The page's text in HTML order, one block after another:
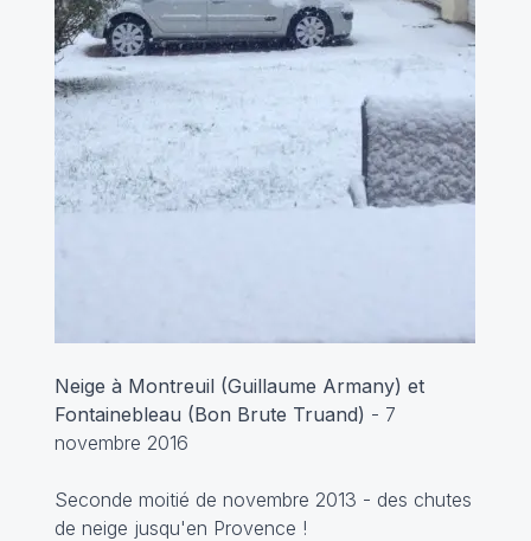
Neige à Montreuil (Guillaume Armany) et
Fontainebleau (Bon Brute Truand) - 7
novembre 2016
Seconde moitié de novembre 2013 - des chutes
de neige jusqu'en Provence !